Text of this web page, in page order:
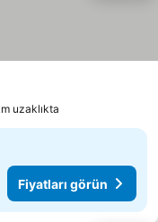
uzaklıkta
Fiyatları görün